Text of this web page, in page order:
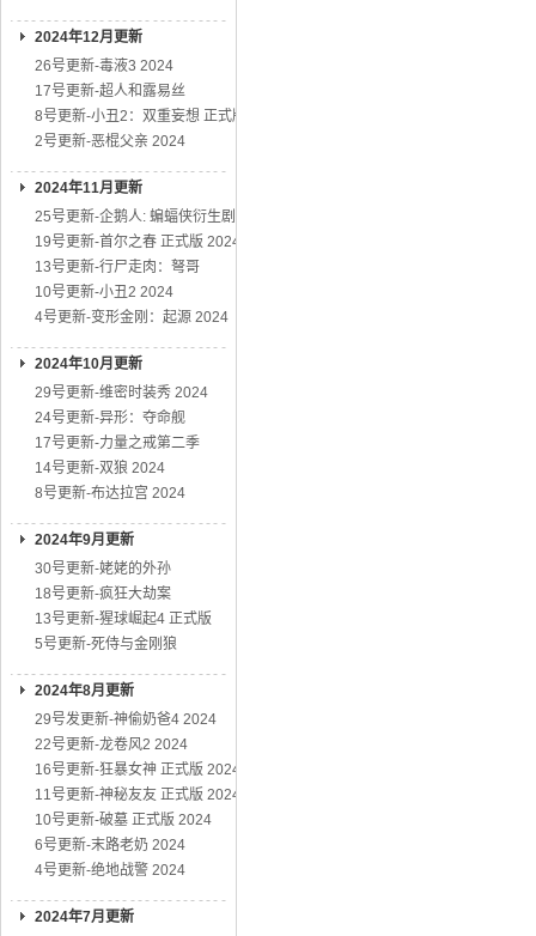
2024年12月更新
26号更新-毒液3 2024
17号更新-超人和露易丝
8号更新-小丑2：双重妄想 正式版
2号更新-恶棍父亲 2024
2024年11月更新
25号更新-企鹅人: 蝙蝠侠衍生剧
19号更新-首尔之春 正式版 2024
13号更新-行尸走肉：弩哥
10号更新-小丑2 2024
4号更新-变形金刚：起源 2024
2024年10月更新
29号更新-维密时装秀 2024
24号更新-异形：夺命舰
17号更新-力量之戒第二季
14号更新-双狼 2024
8号更新-布达拉宫 2024
2024年9月更新
30号更新-姥姥的外孙
18号更新-疯狂大劫案
13号更新-猩球崛起4 正式版
5号更新-死侍与金刚狼
2024年8月更新
29号发更新-神偷奶爸4 2024
22号更新-龙卷风2 2024
16号更新-狂暴女神 正式版 2024
11号更新-神秘友友 正式版 2024
10号更新-破墓 正式版 2024
6号更新-末路老奶 2024
4号更新-绝地战警 2024
2024年7月更新